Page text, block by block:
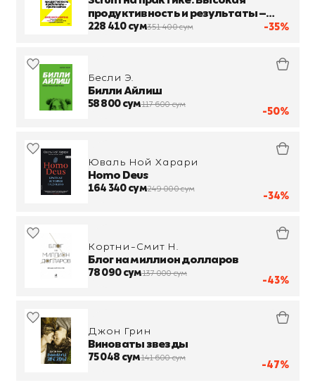
-35%
продуктивность и результаты —
прямо сейчас
228 410 сум351 400 сум
-50%
Бесли Э.
Билли Айлиш
58 800 сум117 600 сум
-34%
Юваль Ной Харари
Homo Deus
164 340 сум249 000 сум
-43%
Кортни-Смит Н.
Блог на миллион долларов
78 090 сум137 000 сум
-47%
Джон Грин
Виноваты звезды
75 048 сум141 600 сум